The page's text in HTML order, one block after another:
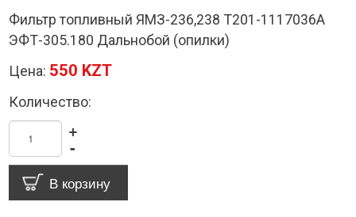
Фильтр топливный ЯМЗ-236,238 Т201-1117036А
ЭФТ-305.180 Дальнобой (опилки)
Цена: 550 KZT
Количество:
-
+